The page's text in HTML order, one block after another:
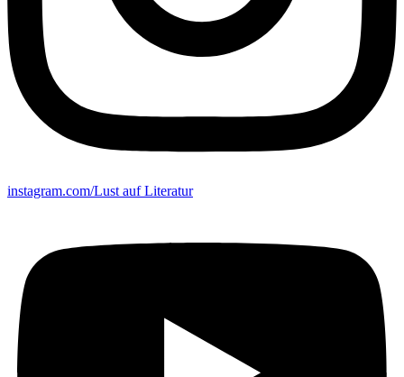
instagram.com/Lust auf Literatur